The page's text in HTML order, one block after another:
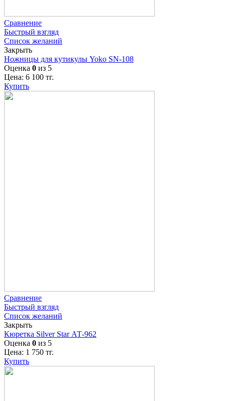
Сравнение
Быстрый взгляд
Список желаний
Закрыть
Ножницы для кутикулы Yoko SN-108
Оценка 0 из 5
Цена: 6 100 тг.
Купить
Сравнение
Быстрый взгляд
Список желаний
Закрыть
Кюретка Silver Star АТ-962
Оценка 0 из 5
Цена: 1 750 тг.
Купить